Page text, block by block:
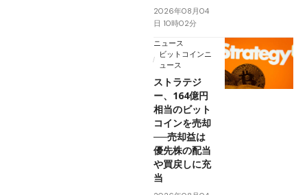
2026年08月04
日 10時02分
ニュース
ビットコインニ
ュース
ストラテジ
ー、164億円
相当のビット
コインを売却
──売却益は
優先株の配当
や買戻しに充
当